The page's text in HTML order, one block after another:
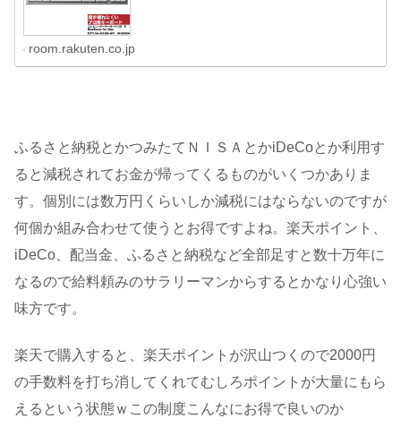
room.rakuten.co.jp
ふるさと納税とかつみたてＮＩＳＡとかiDeCoとか利用す
ると減税されてお金が帰ってくるものがいくつかありま
す。個別には数万円くらいしか減税にはならないのですが
何個か組み合わせて使うとお得ですよね。楽天ポイント、
iDeCo、配当金、ふるさと納税など全部足すと数十万年に
なるので給料頼みのサラリーマンからするとかなり心強い
味方です。
楽天で購入すると、楽天ポイントが沢山つくので2000円
の手数料を打ち消してくれてむしろポイントが大量にもら
えるという状態ｗこの制度こんなにお得で良いのか